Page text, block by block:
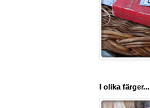
I olika färger...